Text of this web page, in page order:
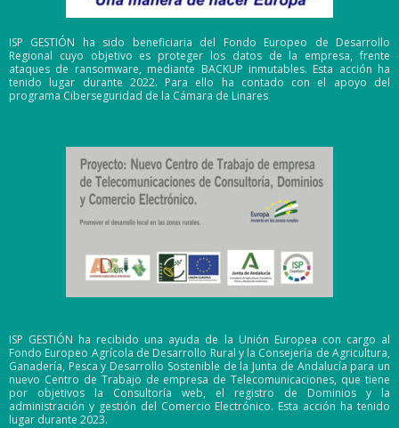
ISP GESTIÓN ha sido beneficiaria del Fondo Europeo de Desarrollo
Regional cuyo objetivo es proteger los datos de la empresa, frente
ataques de ransomware, mediante BACKUP inmutables. Esta acción ha
tenido lugar durante 2022. Para ello ha contado con el apoyo del
programa Ciberseguridad de la Cámara de Linares
ISP GESTIÓN ha recibido una ayuda de la Unión Europea con cargo al
Fondo Europeo Agrícola de Desarrollo Rural y la Consejería de Agricultura,
Ganadería, Pesca y Desarrollo Sostenible de la Junta de Andalucía para un
nuevo Centro de Trabajo de empresa de Telecomunicaciones, que tiene
por objetivos la Consultoría web, el registro de Dominios y la
administración y gestión del Comercio Electrónico. Esta acción ha tenido
lugar durante 2023.